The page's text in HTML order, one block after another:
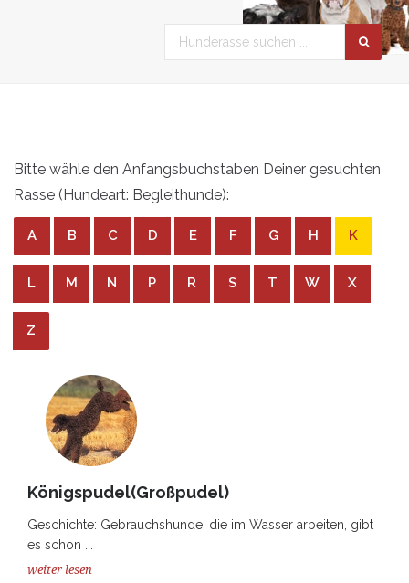
Bitte wähle den Anfangsbuchstaben Deiner gesuchten
Rasse (Hundeart: Begleithunde):
A B C D E F G H K
L M N P R S T W X
Z
Königspudel(Großpudel)
Geschichte: Gebrauchshunde, die im Wasser arbeiten, gibt
es schon ...
weiter lesen